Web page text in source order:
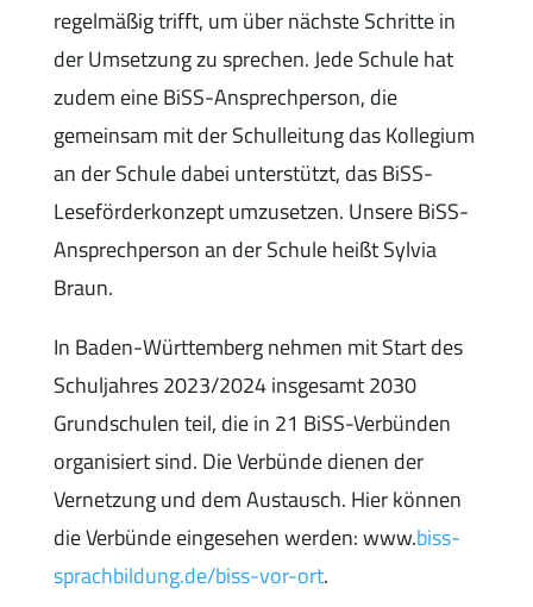
regelmäßig trifft, um über nächste Schritte in
der Umsetzung zu sprechen. Jede Schule hat
zudem eine BiSS-Ansprechperson, die
gemeinsam mit der Schulleitung das Kollegium
an der Schule dabei unterstützt, das BiSS-
Leseförderkonzept umzusetzen. Unsere BiSS-
Ansprechperson an der Schule heißt Sylvia
Braun.
In Baden-Württemberg nehmen mit Start des
Schuljahres 2023/2024 insgesamt 2030
Grundschulen teil, die in 21 BiSS-Verbünden
organisiert sind. Die Verbünde dienen der
Vernetzung und dem Austausch. Hier können
die Verbünde eingesehen werden: www.biss-
sprachbildung.de/biss-vor-ort.